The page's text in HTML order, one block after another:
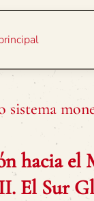
sistema
hacia el
El Sur